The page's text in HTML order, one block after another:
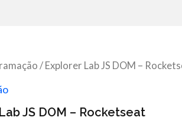
/ Explorer Lab JS DOM –
JS DOM – Rocketseat